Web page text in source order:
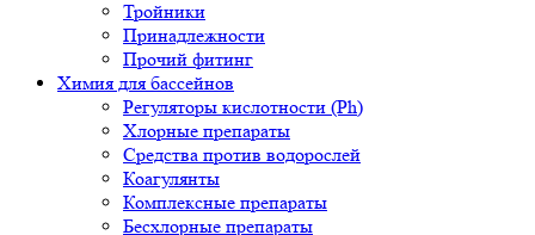
Тройники
Принадлежности
Прочий фитинг
Химия для бассейнов
Регуляторы кислотности (Ph)
Хлорные препараты
Средства против водорослей
Коагулянты
Комплексные препараты
Бесхлорные препараты